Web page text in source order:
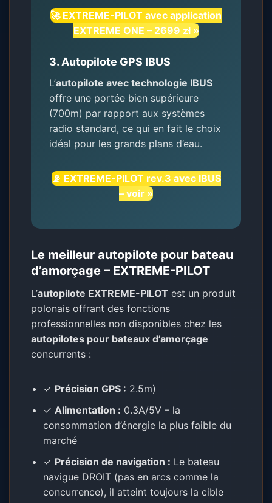
🚀 EXTREME-PILOT avec application
EXTREME ONE – 2699 zł »
3. Autopilote GPS IBUS
L’autopilote avec technologie IBUS
offre une portée bien supérieure
(700m) par rapport aux systèmes
radio standard, ce qui en fait le choix
idéal pour les grands plans d’eau.
📡 EXTREME-PILOT rev.3 avec IBUS
– voir »
Le meilleur autopilote pour bateau
d’amorçage – EXTREME-PILOT
L’autopilote EXTREME-PILOT est un produit
polonais offrant des fonctions
professionnelles non disponibles chez les
autopilotes pour bateaux d’amorçage
concurrents :
✓ Précision GPS : 2.5m)
✓ Alimentation : 0.3A/5V – la
consommation d’énergie la plus faible du
marché
✓ Précision de navigation : Le bateau
navigue DROIT (pas en arcs comme la
concurrence), il atteint toujours la cible